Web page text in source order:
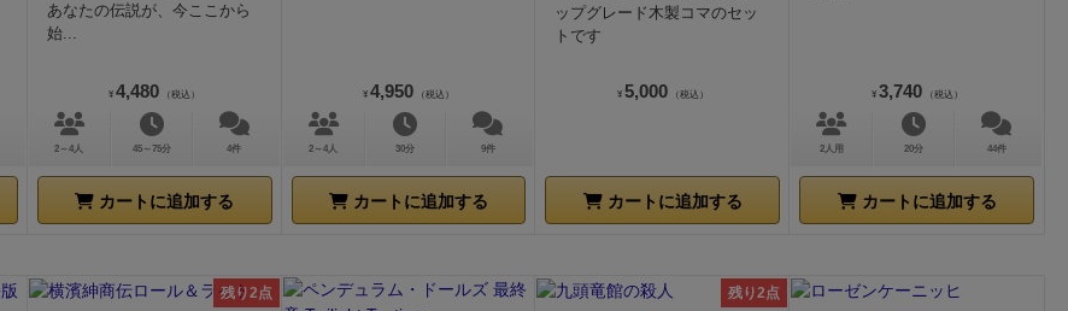
あなたの伝説が、今ここから
始...
¥ 4,480 （税込）
2～4人 45～75分 4件
カートに追加する
¥ 4,950 （税込）
2～4人 30分 9件
カートに追加する
ップグレード木製コマのセッ
トです
¥ 5,000 （税込）
カートに追加する
¥ 3,740 （税込）
2人用 20分 44件
カートに追加する
残り2点 残り2点